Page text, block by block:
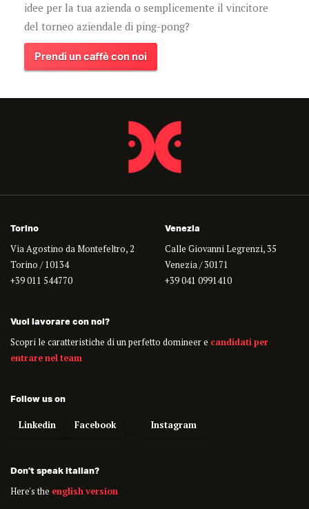
idee per la tua azienda o semplicemente il vincitore
del torneo aziendale di ping-pong?
Prendi un caffè con noi
Torino
Via Agostino da Montefeltro, 2
Torino / 10134
+39 011 544770
Venezia
Calle Giovanni Legrenzi, 35
Venezia / 30171
+39 041 0991410
Vuoi lavorare con noi?
Scopri le caratteristiche di un perfetto domineer e candidati per
entrare nel team
Follow us on
Linkedin Facebook Instagram
Don't speak italian?
Here's the english version